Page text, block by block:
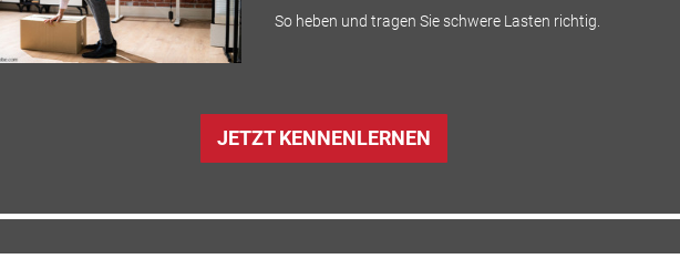
So heben und tragen Sie schwere Lasten richtig.
JETZT KENNENLERNEN